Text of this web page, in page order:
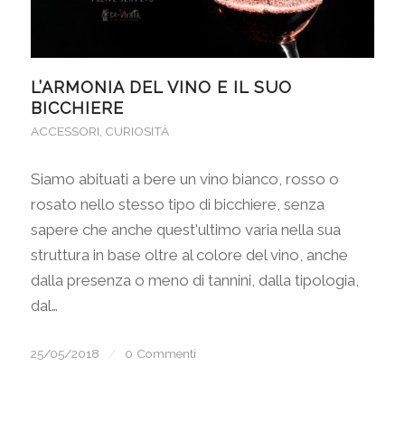
L’ARMONIA DEL VINO E IL SUO
BICCHIERE
ACCESSORI CURIOSITÀ
Siamo abituati a bere un vino bianco, rosso o
rosato nello stesso tipo di bicchiere, senza
sapere che anche quest'ultimo varia nella sua
struttura in base oltre al colore del vino, anche
dalla presenza o meno di tannini, dalla tipologia,
dal…
25/05/2018 / 0 Commenti